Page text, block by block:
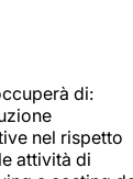
di:
nel rispetto
attività di